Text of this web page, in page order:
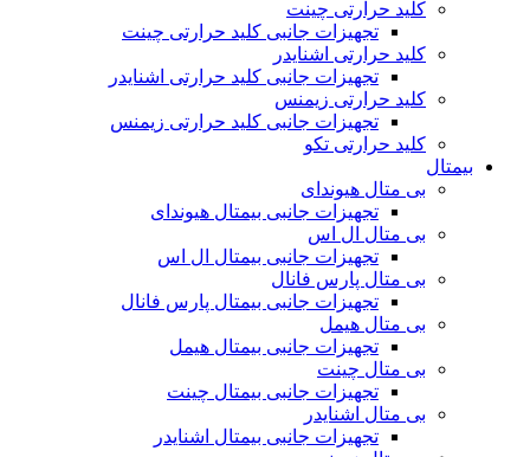
کلید حرارتی چینت
تجهیزات جانبی کلید حرارتی چینت
کلید حرارتی اشنایدر
تجهیزات جانبی کلید حرارتی اشنایدر
کلید حرارتی زیمنس
تجهیزات جانبی کلید حرارتی زیمنس
کلید حرارتی تکو
بیمتال
بی متال هیوندای
تجهیزات جانبی بیمتال هیوندای
بی متال ال اس
تجهیزات جانبی بیمتال ال اس
بی متال پارس فانال
تجهیزات جانبی بیمتال پارس فانال
بی متال هیمل
تجهیزات جانبی بیمتال هیمل
بی متال چینت
تجهیزات جانبی بیمتال چینت
بی متال اشنایدر
تجهیزات جانبی بیمتال اشنایدر